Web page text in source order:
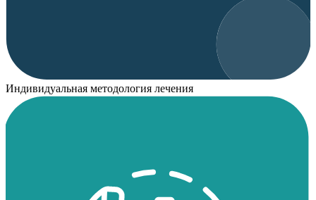
Индивидуальная методология лечения